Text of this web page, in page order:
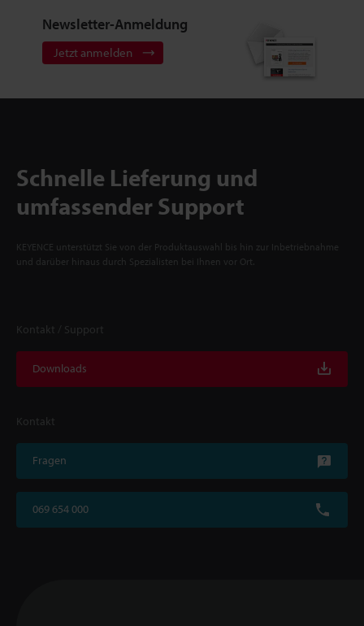
Newsletter-Anmeldung
Jetzt anmelden
Schnelle Lieferung und
umfassender Support
KEYENCE unterstützt Sie von der Produktauswahl bis hin zur Inbetriebnahme
und darüber hinaus durch Spezialisten bei Ihnen vor Ort.
Kontakt / Support
Downloads
Kontakt
Fragen
069 654 000